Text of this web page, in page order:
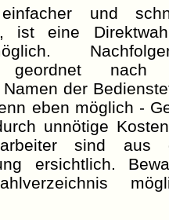
und
ist eine
geordnet
der
eben möglich -
unnötige
sind aus
ersichtlich.